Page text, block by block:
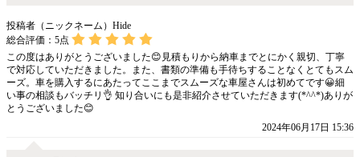
投稿者（ニックネーム）Hide
総合評価： 5点
この度はありがとうございました😊見積もりから納車までとにかく親切、丁寧
で対応していただきました。また、書類の準備も手待ちすることなくとてもスム
ーズ。車を購入するにあたってここまでスムーズな車屋さんは初めてです😀細
い事の相談もバッチリ👌 知り合いにも是非紹介させていただきます(*^^*)ありが
とうございました😊
2024年06月17日 15:36